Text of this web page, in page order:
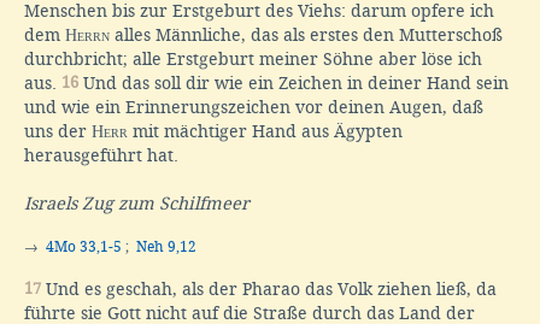
Menschen bis zur Erstgeburt des Viehs: darum opfere ich
dem Herrn alles Männliche, das als erstes den Mutterschoß
durchbricht; alle Erstgeburt meiner Söhne aber löse ich
aus. 16 Und das soll dir wie ein Zeichen in deiner Hand sein
und wie ein Erinnerungszeichen vor deinen Augen, daß
uns der Herr mit mächtiger Hand aus Ägypten
herausgeführt hat.
Israels Zug zum Schilfmeer
→ 4Mo 33,1-5 ; Neh 9,12
17 Und es geschah, als der Pharao das Volk ziehen ließ, da
führte sie Gott nicht auf die Straße durch das Land der